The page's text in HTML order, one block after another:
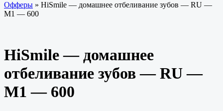
Офферы » HiSmile — домашнее отбеливание зубов — RU —
M1 — 600
HiSmile — домашнее
отбеливание зубов — RU —
M1 — 600